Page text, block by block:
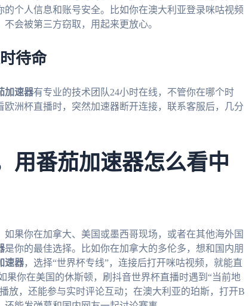
个人信息和账号安全。比如你在澳大利亚登录咪咕视频
会被第三方窃取，用起来更放心。
待命
加速器有专业的技术团队24小时在线，不管你在哪个时
洲杯直播时，突然加速器断开连接，联系客服后，几分
用番茄加速器怎么看中
果你在加拿大、美国或墨西哥现场，或者在其他海外国
是你的最佳选择。比如你在加拿大的多伦多，想和国内朋
速器，选择“世界杯专线”，连接后打开咪咕视频，就能直
果你在美国的休斯顿，刷抖音世界杯直播时遇到“当前地
放，还能参与实时评论互动；在澳大利亚的珀斯，打开B